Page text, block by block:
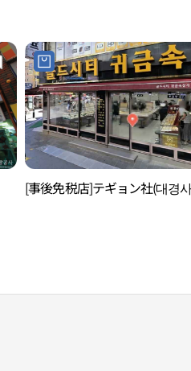
[事後免税店]テギョン社(대경